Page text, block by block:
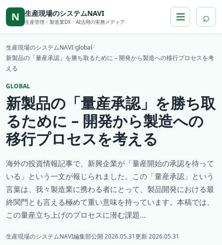
本文へ移動
N 生産現場のシステムNAVI
生産管理・製造業DX・AI活用の実務メディア ⌕
生産現場のシステムNAVI/global/
新製品の「量産承認」を勝ち取るために – 開発から製造への移行プロセスを考
える
GLOBAL
新製品の「量産承認」を勝ち取
るために – 開発から製造への
移行プロセスを考える
海外の投資情報記事で、新興企業が「量産開始の承認を待って
いる」という一文が報じられました。この「量産承認」という
言葉は、我々製造業に携わる者にとって、製品開発における最
終関門とも言える極めて重い意味を持っています。本稿では、
この量産立ち上げのプロセスに潜む課題...
生産現場のシステムNAVI編集部公開 2026.05.31更新 2026.05.31